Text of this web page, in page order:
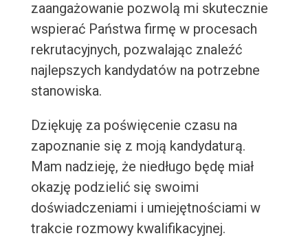
zaangażowanie pozwolą mi skutecznie
wspierać Państwa firmę w procesach
rekrutacyjnych, pozwalając znaleźć
najlepszych kandydatów na potrzebne
stanowiska.
Dziękuję za poświęcenie czasu na
zapoznanie się z moją kandydaturą.
Mam nadzieję, że niedługo będę miał
okazję podzielić się swoimi
doświadczeniami i umiejętnościami w
trakcie rozmowy kwalifikacyjnej.